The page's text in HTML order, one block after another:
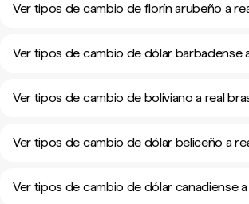
Ver tipos de cambio de florín arubeño a
Ver tipos de cambio de dólar barbadense
Ver tipos de cambio de boliviano a real
Ver tipos de cambio de dólar beliceño a
Ver tipos de cambio de dólar canadiense